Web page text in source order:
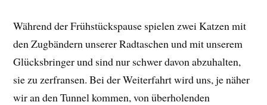
Während der Frühstückspause spielen zwei Katzen mit
den Zugbändern unserer Radtaschen und mit unserem
Glücksbringer und sind nur schwer davon abzuhalten,
sie zu zerfransen. Bei der Weiterfahrt wird uns, je näher
wir an den Tunnel kommen, von überholenden